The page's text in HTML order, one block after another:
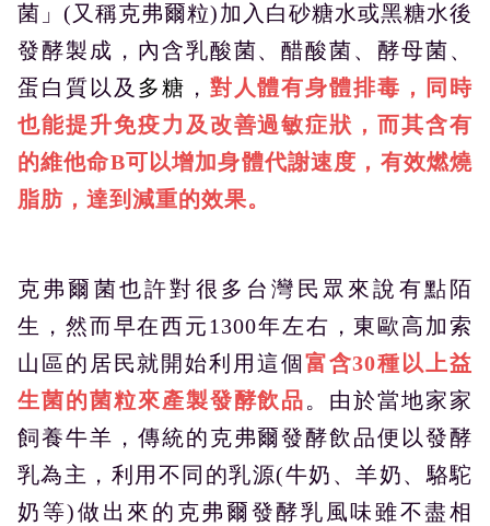
菌」(又稱克弗爾粒)加入白砂糖水或黑糖水後
發酵製成，內含乳酸菌、醋酸菌、酵母菌、
蛋白質以及 多糖 ， 對人體有身體排毒，同時
也能提升免疫力及改善過敏症狀，而其含有
的維他命B可以增加身體代謝速度，有效燃燒
脂肪，達到減重的效果。
克弗爾菌也許對很多台灣民眾來說有點陌
生，然而早在西元1300年左右，東歐高加索
山區的居民就開始利用這個富含30種以上益
生菌的菌粒來產製發酵飲品。由於當地家家
飼養牛羊，傳統的克弗爾發酵飲品便以發酵
乳為主，利用不同的乳源(牛奶、羊奶、駱駝
奶等)做出來的克弗爾發酵乳風味雖不盡相